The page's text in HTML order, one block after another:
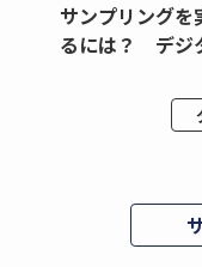
サンプリング
るには？ デジ